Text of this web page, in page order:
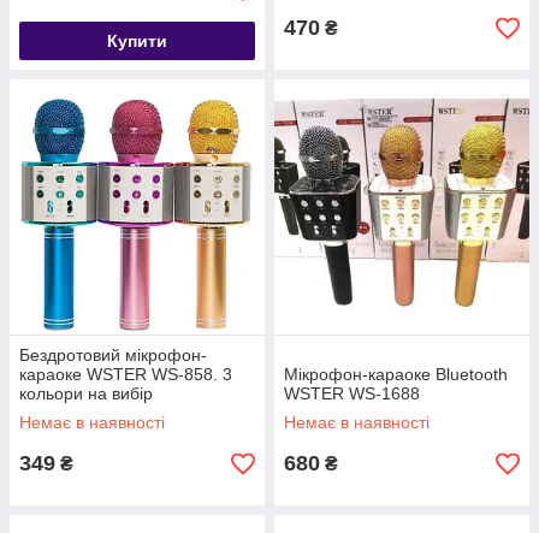
Купити
470 ₴
Бездротовий мікрофон-
караоке WSTER WS-858. 3
кольори на вибір
Немає в наявності
349 ₴
Мікрофон-караоке Bluetooth
WSTER WS-1688
Немає в наявності
680 ₴